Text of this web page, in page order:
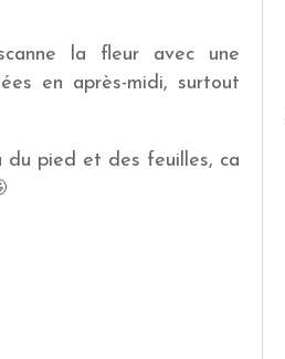
la fleur avec une
en après-midi, surtout
du pied et des feuilles, ca